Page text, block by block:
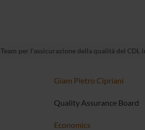
Team per l'assicurazione della qualità del CDL
Giam Pietro Cipriani
Quality Assurance Board
Economics